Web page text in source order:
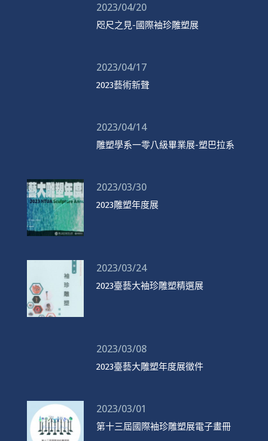
2023/04/20
咫尺之見-國際袖珍雕塑展
2023/04/17
2023藝術新聲
2023/04/14
雕塑學系一零八級畢業展-塑巴拉系
2023/03/30
2023雕塑年度展
2023/03/24
2023臺藝大袖珍雕塑精選展
2023/03/08
2023臺藝大雕塑年度展徵件
2023/03/01
第十三屆國際袖珍雕塑展電子畫冊